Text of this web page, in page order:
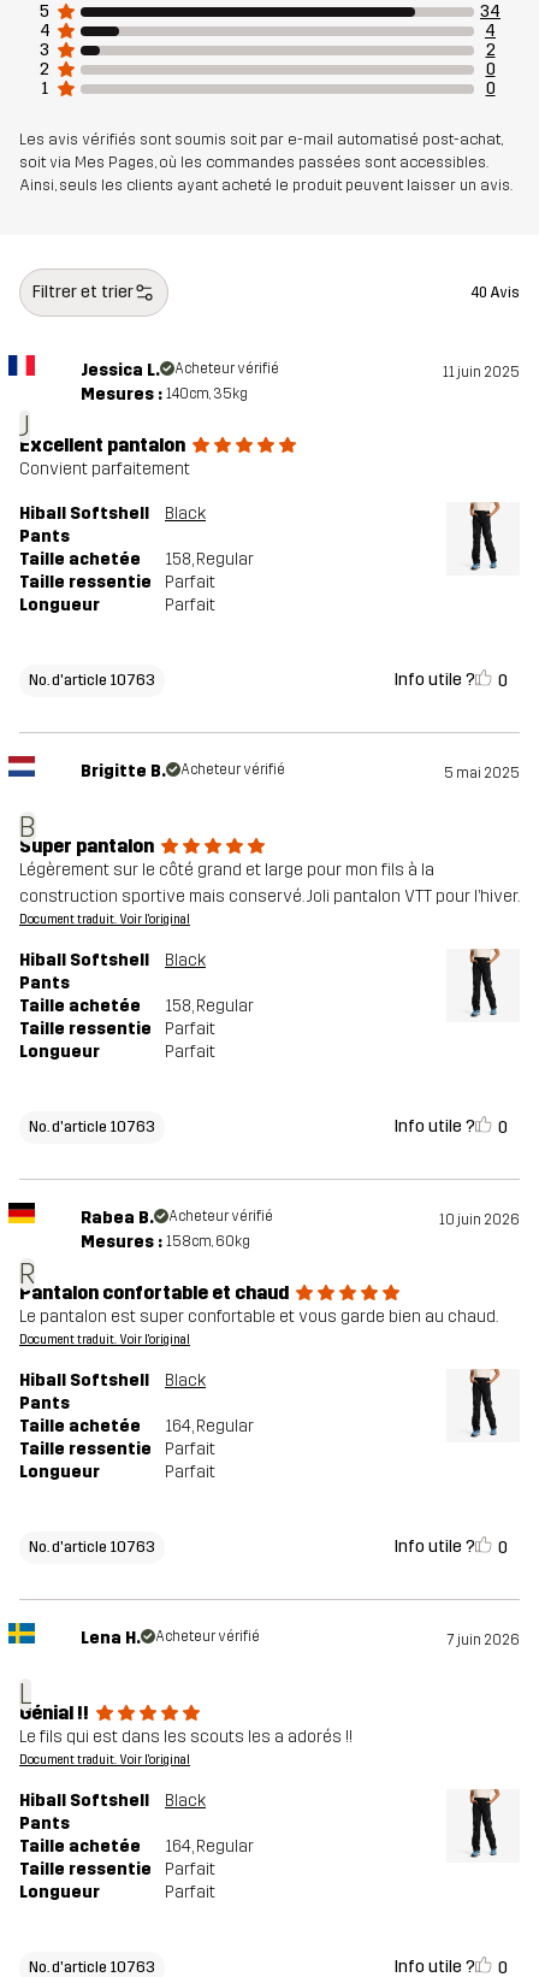
5
34
4
4
3
2
2
0
1
0
Les avis vérifiés sont soumis soit par e-mail automatisé post-achat,
soit via Mes Pages, où les commandes passées sont accessibles.
Ainsi, seuls les clients ayant acheté le produit peuvent laisser un avis.
Filtrer et trier 40 Avis
J
Jessica L. Acheteur vérifié 11 juin 2025
Mesures : 140cm, 35kg
Excellent pantalon
Convient parfaitement
Hiball Softshell
Pants
Black
Taille achetée 158, Regular
Taille ressentie
Parfait
Longueur
Parfait
No. d'article 10763 Info utile ? 0
B
Brigitte B. Acheteur vérifié 5 mai 2025
Super pantalon
Légèrement sur le côté grand et large pour mon fils à la
construction sportive mais conservé. Joli pantalon VTT pour l’hiver.
Document traduit. Voir l'original
Hiball Softshell
Pants
Black
Taille achetée 158, Regular
Taille ressentie
Parfait
Longueur
Parfait
No. d'article 10763 Info utile ? 0
R
Rabea B. Acheteur vérifié 10 juin 2026
Mesures : 158cm, 60kg
Pantalon confortable et chaud
Le pantalon est super confortable et vous garde bien au chaud.
Document traduit. Voir l'original
Hiball Softshell
Pants
Black
Taille achetée 164, Regular
Taille ressentie
Parfait
Longueur
Parfait
No. d'article 10763 Info utile ? 0
L
Lena H. Acheteur vérifié 7 juin 2026
Génial !!
Le fils qui est dans les scouts les a adorés !!
Document traduit. Voir l'original
Hiball Softshell
Pants
Black
Taille achetée 164, Regular
Taille ressentie
Parfait
Longueur
Parfait
No. d'article 10763 Info utile ? 0